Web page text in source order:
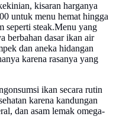
kisaran harganya
untuk menu hemat hingga
seperti steak.Menu yang
berbahan dasar ikan air
dan aneka hidangan
karena rasanya yang
ikan secara rutin
karena kandungan
dan asam lemak omega-